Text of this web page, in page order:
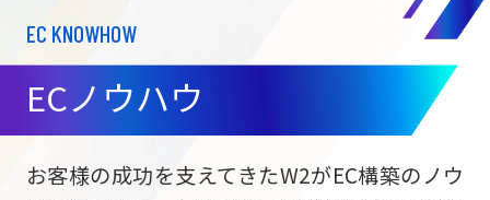
ECサイト構築
導入事例
USEFUL
お役立ち情報
NEWS
EC KNOWHOW
ECノウハウ
お客様の成功を支えてきたW2がEC構築のノウ